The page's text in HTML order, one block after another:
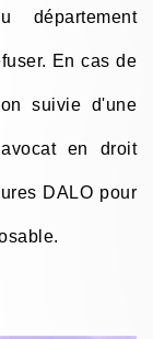
département
En cas de
suivie d'une
en droit
DALO pour